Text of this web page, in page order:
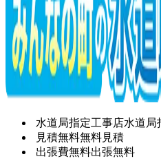
水道局指定工事店水道局
見積無料無料見積
出張費無料出張無料